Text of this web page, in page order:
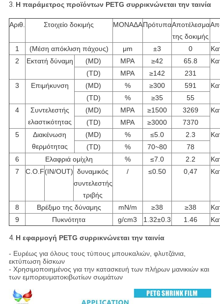
3. Η παράμετρος προϊόντων PETG συρρικνώνεται την ταινία
Αριθ. Στοιχείο δοκιμής ΜΟΝΑΔΑΠρότυπαΑποτέλεσμα
της δοκιμής
1 (Μέση απόκλιση πάχους) μm ±3 0
2
Εκτατή δύναμη (MD) MPA ≥42 65.8
(TD)
MPA ≥142
231
3
Επιμήκυνση (MD) % ≥300 591
(TD)
% ≥35
55
4
Συντελεστής
ελαστικότητας
(MD) MPA ≥1500 3269
(TD)
MPA ≥3000
7370
5
Διακένωση
θερμότητας
(MD) % ≤5.0 2.3
(TD)
% 70~80
78
6
Ελαφριά ομίχλη % ≤7.0 2.2
7
C.O.F(IN/OUT) δυναμικός
συντελεστής
τριβής
/ ≤0.50 0,47
8 Βρέξιμο της δύναμης mN/m ≥38 ≥38
9
Πυκνότητα g/cm3 1.32±0.3 1.46
4. Η εφαρμογή PETG συρρικνώνεται την ταινία
- Ευρέως για όλους τους τύπους μπουκαλιών, φλυτζάνια,
εκτύπωση δίσκων
- Χρησιμοποιημένος για την κατασκευή των πλήρων μανικιών και
των εμπορευματοκιβωτίων σωμάτων